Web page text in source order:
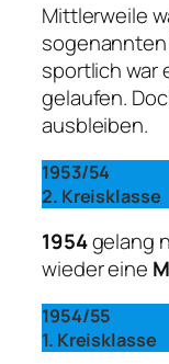
Mittlerweile
sportlich war
gelaufen.
ausbleiben.
1953/54
2. Kreisklasse
1954gelang
wieder eine
1954/55
1. Kreisklasse